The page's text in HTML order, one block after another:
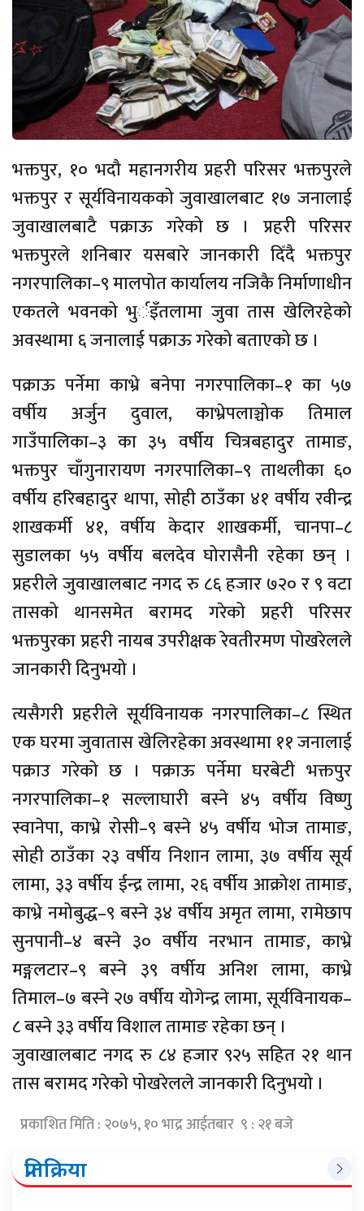
भक्तपुर, १० भदौ महानगरीय प्रहरी परिसर भक्तपुरले
भक्तपुर र सूर्यविनायकको जुवाखालबाट १७ जनालाई
जुवाखालबाटै पक्राऊ गरेको छ । प्रहरी परिसर
भक्तपुरले शनिबार यसबारे जानकारी दिँदै भक्तपुर
नगरपालिका–९ मालपोत कार्यालय नजिकै निर्माणाधीन
एकतले भवनको भुर्इँतलामा जुवा तास खेलिरहेको
अवस्थामा ६ जनालाई पक्राऊ गरेको बताएको छ ।
पक्राऊ पर्नेमा काभ्रे बनेपा नगरपालिका–१ का ५७
वर्षीय अर्जुन दुवाल, काभ्रेपलाञ्चोक तिमाल
गाउँपालिका–३ का ३५ वर्षीय चित्रबहादुर तामाङ,
भक्तपुर चाँगुनारायण नगरपालिका–९ ताथलीका ६०
वर्षीय हरिबहादुर थापा, सोही ठाउँका ४१ वर्षीय रवीन्द्र
शाखकर्मी ४१, वर्षीय केदार शाखकर्मी, चानपा–८
सुडालका ५५ वर्षीय बलदेव घोरासैनी रहेका छन् ।
प्रहरीले जुवाखालबाट नगद रु ८६ हजार ७२० र ९ वटा
तासको थानसमेत बरामद गरेको प्रहरी परिसर
भक्तपुरका प्रहरी नायब उपरीक्षक रेवतीरमण पोखरेलले
जानकारी दिनुभयो ।
त्यसैगरी प्रहरीले सूर्यविनायक नगरपालिका–८ स्थित
एक घरमा जुवातास खेलिरहेका अवस्थामा ११ जनालाई
पक्राउ गरेको छ । पक्राऊ पर्नेमा घरबेटी भक्तपुर
नगरपालिका–१ सल्लाघारी बस्ने ४५ वर्षीय विष्णु
स्वानेपा, काभ्रे रोसी–९ बस्ने ४५ वर्षीय भोज तामाङ,
सोही ठाउँका २३ वर्षीय निशान लामा, ३७ वर्षीय सूर्य
लामा, ३३ वर्षीय ईन्द्र लामा, २६ वर्षीय आक्रोश तामाङ,
काभ्रे नमोबुद्ध–९ बस्ने ३४ वर्षीय अमृत लामा, रामेछाप
सुनपानी–४ बस्ने ३० वर्षीय नरभान तामाङ, काभ्रे
मङ्गलटार–९ बस्ने ३९ वर्षीय अनिश लामा, काभ्रे
तिमाल–७ बस्ने २७ वर्षीय योगेन्द्र लामा, सूर्यविनायक–
८ बस्ने ३३ वर्षीय विशाल तामाङ रहेका छन् ।
जुवाखालबाट नगद रु ८४ हजार ९२५ सहित २१ थान
तास बरामद गरेको पोखरेलले जानकारी दिनुभयो ।
प्रकाशित मिति : २०७५, १० भाद्र आईतबार ९ : २१ बजे
प्रतिक्रिया